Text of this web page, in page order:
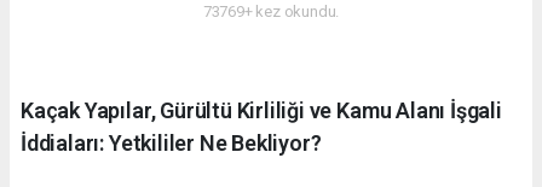
73769+ kez okundu.
Kaçak Yapılar, Gürültü Kirliliği ve Kamu Alanı İşgali
İddiaları: Yetkililer Ne Bekliyor?